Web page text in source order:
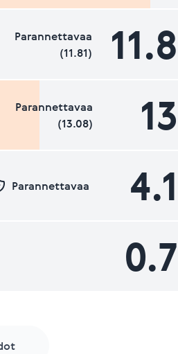
11.8
Parannettavaa
(11.81)
13
Parannettavaa
(13.08)
4.1
Parannettavaa
0.7